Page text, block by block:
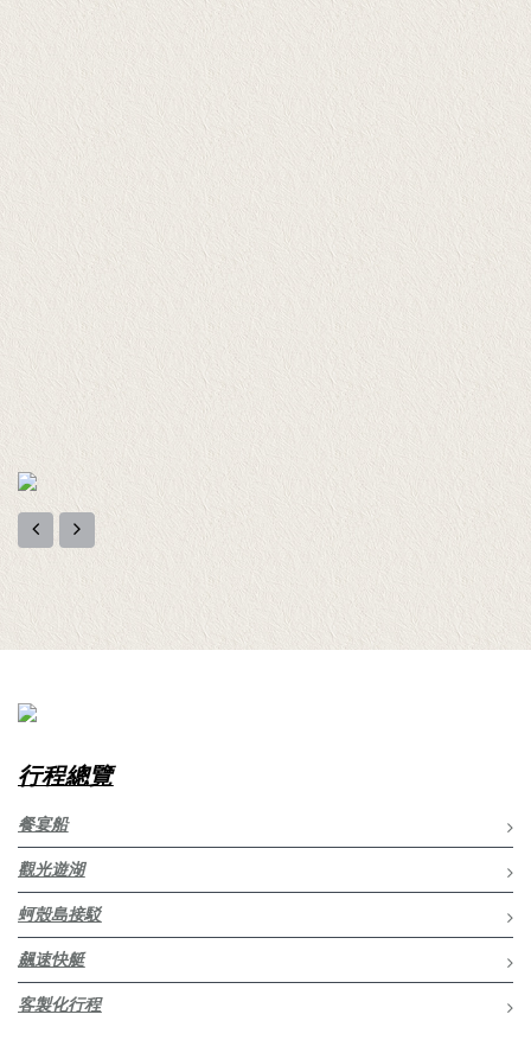
行程總覽
餐宴船
觀光遊湖
蚵殼島接駁
飆速快艇
客製化行程